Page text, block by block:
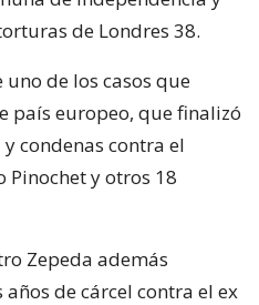
de Londres 38.
de los casos que
país europeo, que finalizó
condenas contra el
y otros 18
Zepeda además
de cárcel contra el ex